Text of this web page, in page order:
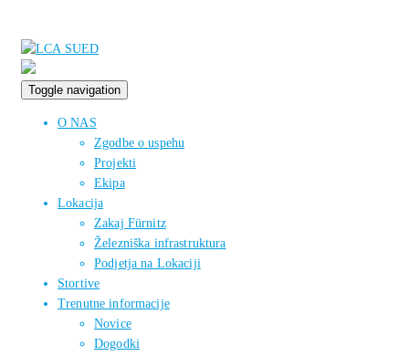
Toggle navigation
O NAS
Zgodbe o uspehu
Projekti
Ekipa
Lokacija
Zakaj Fürnitz
Železniška infrastruktura
Podjetja na Lokaciji
Stortive
Trenutne informacije
Novice
Dogodki